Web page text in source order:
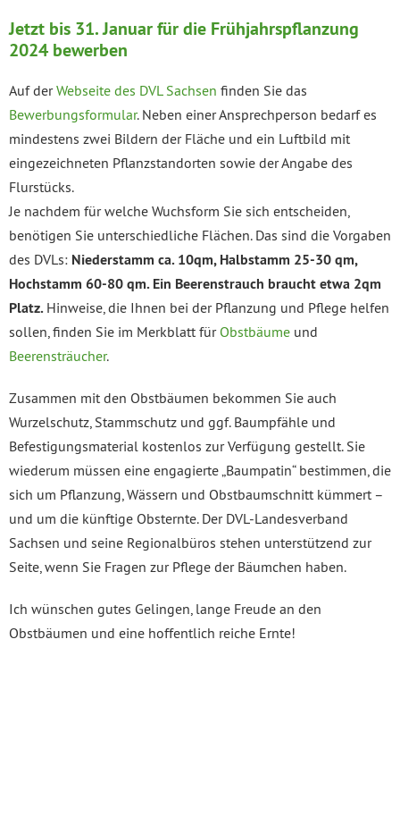
Jetzt bis 31. Januar für die Frühjahrspflanzung
2024 bewerben
Auf derWebseite des DVL Sachsen finden Sie das
Bewerbungsformular. Neben einer Ansprechperson bedarf es
mindestens zwei Bildern der Fläche und ein Luftbild mit
eingezeichneten Pflanzstandorten sowie der Angabe des
Flurstücks.
Je nachdem für welche Wuchsform Sie sich entscheiden,
benötigen Sie unterschiedliche Flächen. Das sind die Vorgaben
des DVLs: Niederstamm ca. 10qm, Halbstamm 25-30 qm,
Hochstamm 60-80 qm. Ein Beerenstrauch braucht etwa 2qm
Platz. Hinweise, die Ihnen bei der Pflanzung und Pflege helfen
sollen, finden Sie im Merkblatt für Obstbäume und
Beerensträucher.
Zusammen mit den Obstbäumen bekommen Sie auch
Wurzelschutz, Stammschutz und ggf. Baumpfähle und
Befestigungsmaterial kostenlos zur Verfügung gestellt. Sie
wiederum müssen eine engagierte „Baumpatin“ bestimmen, die
sich um Pflanzung, Wässern und Obstbaumschnitt kümmert –
und um die künftige Obsternte. Der DVL-Landesverband
Sachsen und seine Regionalbüros stehen unterstützend zur
Seite, wenn Sie Fragen zur Pflege der Bäumchen haben.
Ich wünschen gutes Gelingen, lange Freude an den
Obstbäumen und eine hoffentlich reiche Ernte!